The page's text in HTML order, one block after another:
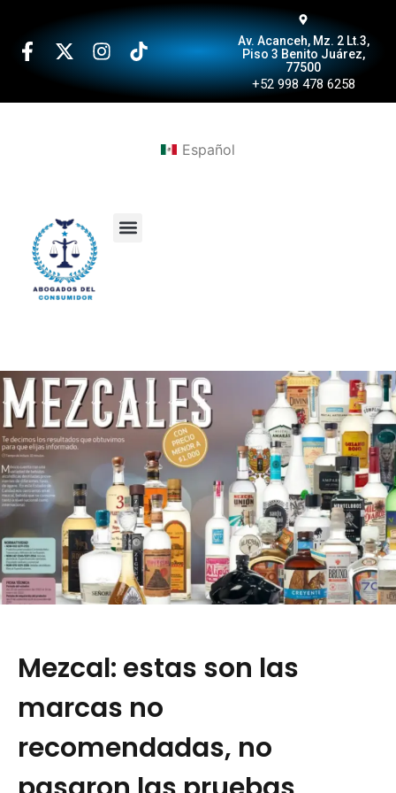
Av. Acanceh, Mz. 2 Lt.3,
Piso 3 Benito Juárez,
77500
+52 998 478 6258
Español
Mezcal: estas son las
marcas no
recomendadas, no